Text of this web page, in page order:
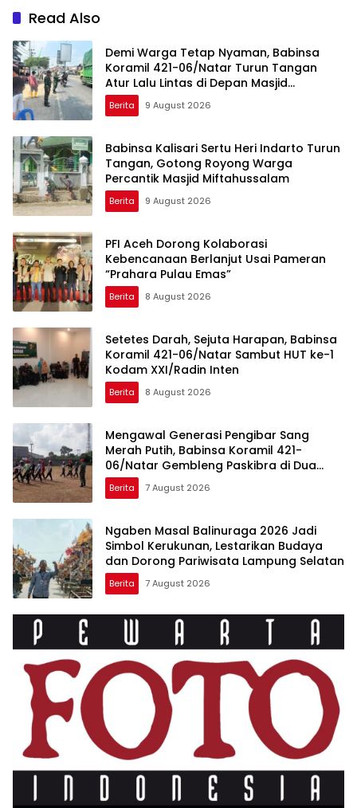
Read Also
Demi Warga Tetap Nyaman, Babinsa
Koramil 421-06/Natar Turun Tangan
Atur Lalu Lintas di Depan Masjid
Baiturrohim
Berita 9 August 2026
Babinsa Kalisari Sertu Heri Indarto Turun
Tangan, Gotong Royong Warga
Percantik Masjid Miftahussalam
Berita 9 August 2026
PFI Aceh Dorong Kolaborasi
Kebencanaan Berlanjut Usai Pameran
“Prahara Pulau Emas”
Berita 8 August 2026
Setetes Darah, Sejuta Harapan, Babinsa
Koramil 421-06/Natar Sambut HUT ke-1
Kodam XXI/Radin Inten
Berita 8 August 2026
Mengawal Generasi Pengibar Sang
Merah Putih, Babinsa Koramil 421-
06/Natar Gembleng Paskibra di Dua
Kecamatan Jelang HUT RI ke-81
Berita 7 August 2026
Ngaben Masal Balinuraga 2026 Jadi
Simbol Kerukunan, Lestarikan Budaya
dan Dorong Pariwisata Lampung Selatan
Berita 7 August 2026